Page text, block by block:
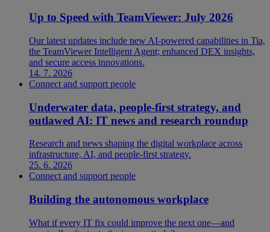
Up to Speed with TeamViewer: July 2026
Our latest updates include new AI-powered capabilities in Tia,
the TeamViewer Intelligent Agent; enhanced DEX insights,
and secure access innovations.
14. 7. 2026
Connect and support people
Underwater data, people-first strategy, and
outlawed AI: IT news and research roundup
Research and news shaping the digital workplace across
infrastructure, AI, and people-first strategy.
25. 6. 2026
Connect and support people
Building the autonomous workplace
What if every IT fix could improve the next one—and